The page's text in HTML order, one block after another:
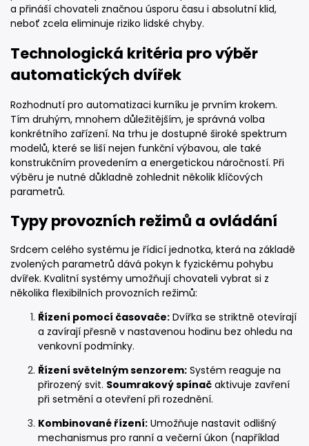
a přináší chovateli značnou úsporu času i absolutní klid,
neboť zcela eliminuje riziko lidské chyby.
Technologická kritéria pro výběr
automatických dvířek
Rozhodnutí pro automatizaci kurníku je prvním krokem.
Tím druhým, mnohem důležitějším, je správná volba
konkrétního zařízení. Na trhu je dostupné široké spektrum
modelů, které se liší nejen funkční výbavou, ale také
konstrukčním provedením a energetickou náročností. Při
výběru je nutné důkladně zohlednit několik klíčových
parametrů.
Typy provozních režimů a ovládání
Srdcem celého systému je řídicí jednotka, která na základě
zvolených parametrů dává pokyn k fyzickému pohybu
dvířek. Kvalitní systémy umožňují chovateli vybrat si z
několika flexibilních provozních režimů:
Řízení pomocí časovače: Dvířka se striktně otevírají
a zavírají přesně v nastavenou hodinu bez ohledu na
venkovní podmínky.
Řízení světelným senzorem: Systém reaguje na
přirozený svit. Soumrakový spínač aktivuje zavření
při setmění a otevření při rozednění.
Kombinované řízení: Umožňuje nastavit odlišný
mechanismus pro ranní a večerní úkon (například